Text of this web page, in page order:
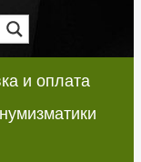
и оплата